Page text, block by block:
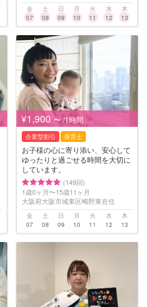
金
07
土
08
日
09
月
10
火
11
水
12
木
13
¥1,900 〜 /1時間
企業型割引 保育士
お子様の心に寄り添い、安心して
ゆったりと過ごせる時間を大切に
しています。
(149回)
1歳0ヶ月〜15歳11ヶ月
大阪府大阪市城東区鴫野東在住
金
07
土
08
日
09
月
10
火
11
水
12
木
13